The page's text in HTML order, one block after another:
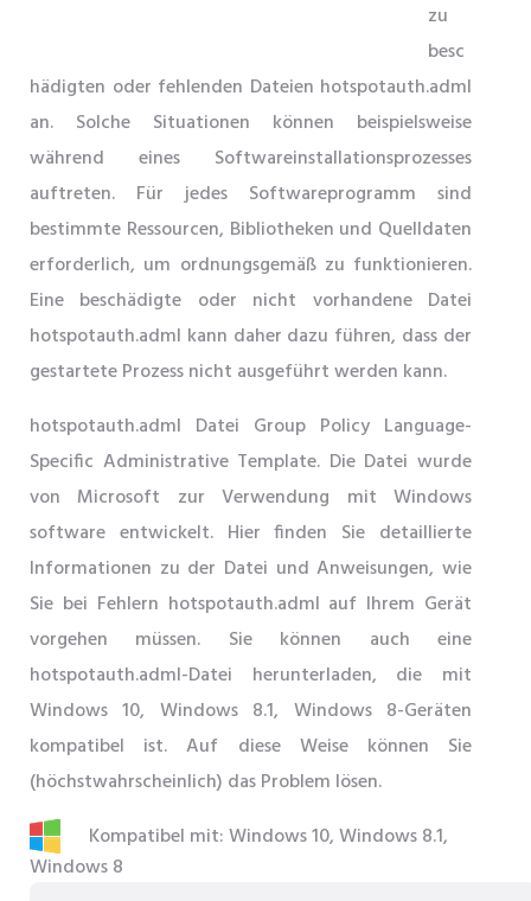
zu
besc
hädigten oder fehlenden Dateien hotspotauth.adml
an. Solche Situationen können beispielsweise
während eines Softwareinstallationsprozesses
auftreten. Für jedes Softwareprogramm sind
bestimmte Ressourcen, Bibliotheken und Quelldaten
erforderlich, um ordnungsgemäß zu funktionieren.
Eine beschädigte oder nicht vorhandene Datei
hotspotauth.adml kann daher dazu führen, dass der
gestartete Prozess nicht ausgeführt werden kann.
hotspotauth.adml Datei Group Policy Language-
Specific Administrative Template. Die Datei wurde
von Microsoft zur Verwendung mit Windows
software entwickelt. Hier finden Sie detaillierte
Informationen zu der Datei und Anweisungen, wie
Sie bei Fehlern hotspotauth.adml auf Ihrem Gerät
vorgehen müssen. Sie können auch eine
hotspotauth.adml-Datei herunterladen, die mit
Windows 10, Windows 8.1, Windows 8-Geräten
kompatibel ist. Auf diese Weise können Sie
(höchstwahrscheinlich) das Problem lösen.
Kompatibel mit: Windows 10, Windows 8.1,
Windows 8